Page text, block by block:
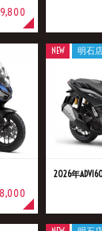
2026年
NEW 明石